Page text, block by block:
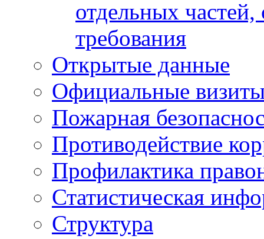
отдельных
требования
Открытые данные
Официальные
Пожарная
Противодействие
Профилактика
Статистическая
Структура